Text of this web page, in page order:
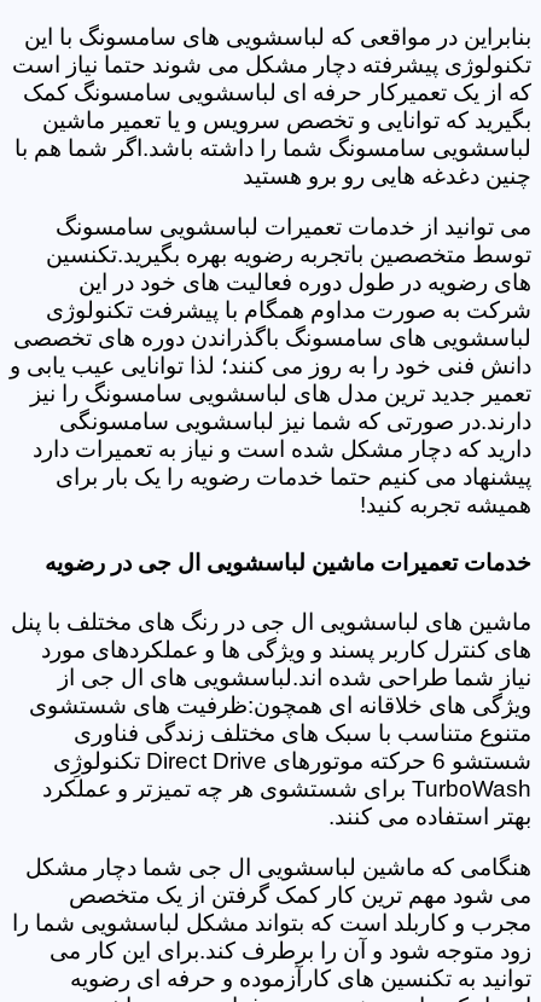
بنابراین در مواقعی که لباسشویی های سامسونگ با این
تکنولوژی پیشرفته دچار مشکل می شوند حتما نیاز است
که از یک تعمیرکار حرفه ای لباسشویی سامسونگ کمک
بگیرید که توانایی و تخصص سرویس و یا تعمیر ماشین
لباسشویی سامسونگ شما را داشته باشد.اگر شما هم با
چنین دغدغه هایی رو برو هستید
می توانید از خدمات تعمیرات لباسشویی سامسونگ
توسط متخصصین باتجربه رضویه بهره بگیرید.تکنسین
های رضویه در طول دوره فعالیت های خود در این
شرکت به صورت مداوم همگام با پیشرفت تکنولوژی
لباسشویی های سامسونگ باگذراندن دوره های تخصصی
دانش فنی خود را به روز می کنند؛ لذا توانایی عیب یابی و
تعمیر جدید ترین مدل های لباسشویی سامسونگ را نیز
دارند.در صورتی که شما نیز لباسشویی سامسونگی
دارید که دچار مشکل شده است و نیاز به تعمیرات دارد
پیشنهاد می کنیم حتما خدمات رضویه را یک بار برای
همیشه تجربه کنید!
خدمات تعمیرات ماشین لباسشویی ال جی در رضویه
ماشین های لباسشویی ال جی در رنگ های مختلف با پنل
های کنترل کاربر پسند و ویژگی ها و عملکردهای مورد
نیاز شما طراحی شده اند.لباسشویی های ال جی از
ویژگی های خلاقانه ای همچون:ظرفیت های شستشوی
متنوع متناسب با سبک های مختلف زندگی فناوری
شستشو 6 حرکته موتورهای Direct Drive تکنولوژِی
TurboWash برای شستشوی هر چه تمیزتر و عملکرد
بهتر استفاده می کنند.
هنگامی که ماشین لباسشویی ال جی شما دچار مشکل
می شود مهم ترین کار کمک گرفتن از یک متخصص
مجرب و کاربلد است که بتواند مشکل لباسشویی شما را
زود متوجه شود و آن را برطرف کند.برای این کار می
توانید به تکنسین های کارآزموده و حرفه ای رضویه